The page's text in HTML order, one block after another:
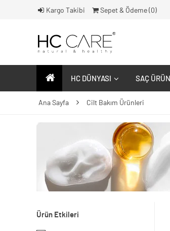
Kargo Takibi Sepet & Ödeme ( 0)
HC DÜNYASI SAÇ
Ana Sayfa Cilt Bakım Ürünleri
Ürün Etkileri